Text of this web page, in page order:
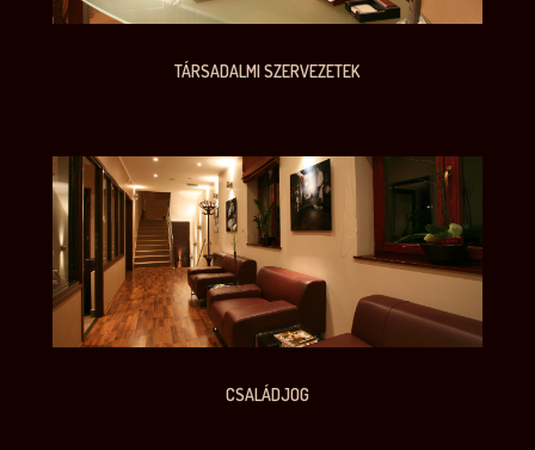
TÁRSADALMI SZERVEZETEK
CSALÁDJOG